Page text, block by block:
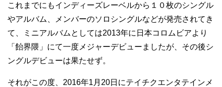
これまでにもインディーズレーベルから１０枚のシングル
やアルバム、メンバーのソロシングルなどが発売されてき
て、ミニアルバムとしては2013年に日本コロムビアより
「飴界隈」にて一度メジャーデビューましたが、その後シ
ングルデビューは果たせず。
それがこの度、2016年1月20日にテイチクエンタテインメ